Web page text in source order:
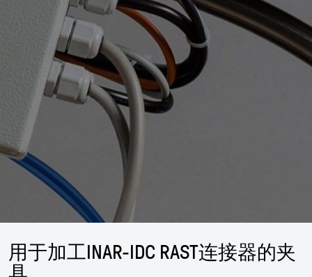
用于加工INAR-IDC RAST连接器的夹